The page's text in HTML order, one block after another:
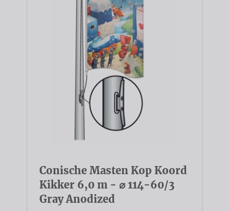
Conische Masten Kop Koord
Kikker 6,0 m - ⌀ 114-60/3
Gray Anodized